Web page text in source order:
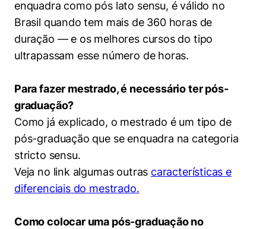
enquadra como pós lato sensu, é válido no
Brasil quando tem mais de 360 horas de
duração — e os melhores cursos do tipo
ultrapassam esse número de horas.
Para fazer mestrado, é necessário ter pós-
graduação?
Como já explicado, o mestrado é um tipo de
pós-graduação que se enquadra na categoria
stricto sensu.
Veja no link algumas outras características e
diferenciais do mestrado.
Como colocar uma pós-graduação no
Cookies estritamente necessários